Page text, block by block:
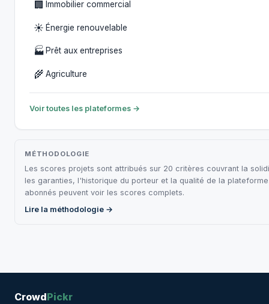
🏢 Immobilier commercial
☀️ Énergie renouvelable
🏭 Prêt aux entreprises
🌾 Agriculture
Voir toutes les plateformes →
MÉTHODOLOGIE
Les scores projets sont attribués sur 20 critères couvrant la
les garanties, l'historique du porteur et la qualité de la
abonnés peuvent voir les scores complets.
Lire la méthodologie →
CrowdPickr